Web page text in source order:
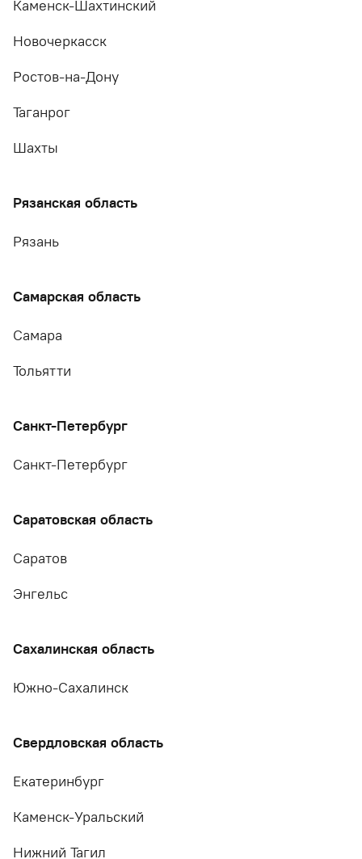
Каменск-Шахтинский
Новочеркасск
Ростов-на-Дону
Таганрог
Шахты
Рязанская область
Рязань
Самарская область
Самара
Тольятти
Санкт-Петербург
Санкт-Петербург
Саратовская область
Саратов
Энгельс
Сахалинская область
Южно-Сахалинск
Свердловская область
Екатеринбург
Каменск-Уральский
Нижний Тагил